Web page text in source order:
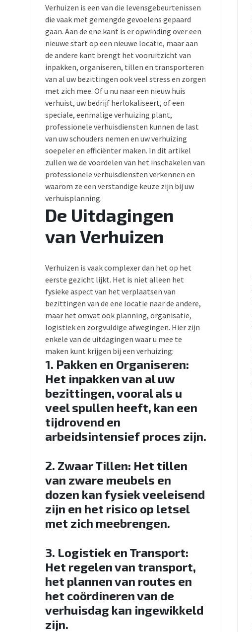
Verhuizen is een van die levensgebeurtenissen
die vaak met gemengde gevoelens gepaard
gaan. Aan de ene kant is er opwinding over een
nieuwe start op een nieuwe locatie, maar aan
de andere kant brengt het vooruitzicht van
inpakken, organiseren, tillen en transporteren
van al uw bezittingen ook veel stress en zorgen
met zich mee. Of u nu naar een nieuw huis
verhuist, uw bedrijf herlokaliseert, of een
speciale, eenmalige verhuizing plant,
professionele verhuisdiensten kunnen de last
van uw schouders nemen en uw verhuizing
soepeler en efficiënter maken. In dit artikel
zullen we de voordelen van het inschakelen van
professionele verhuisdiensten verkennen en
waarom ze een verstandige keuze zijn bij uw
verhuisplanning.
De Uitdagingen
van Verhuizen
Verhuizen is vaak complexer dan het op het
eerste gezicht lijkt. Het is niet alleen het
fysieke aspect van het verplaatsen van
bezittingen van de ene locatie naar de andere,
maar het omvat ook planning, organisatie,
logistiek en zorgvuldige afwegingen. Hier zijn
enkele van de uitdagingen waar u mee te
maken kunt krijgen bij een verhuizing:
1. Pakken en Organiseren:
Het inpakken van al uw
bezittingen, vooral als u
veel spullen heeft, kan een
tijdrovend en
arbeidsintensief proces zijn.
2. Zwaar Tillen: Het tillen
van zware meubels en
dozen kan fysiek veeleisend
zijn en het risico op letsel
met zich meebrengen.
3. Logistiek en Transport:
Het regelen van transport,
het plannen van routes en
het coördineren van de
verhuisdag kan ingewikkeld
zijn.